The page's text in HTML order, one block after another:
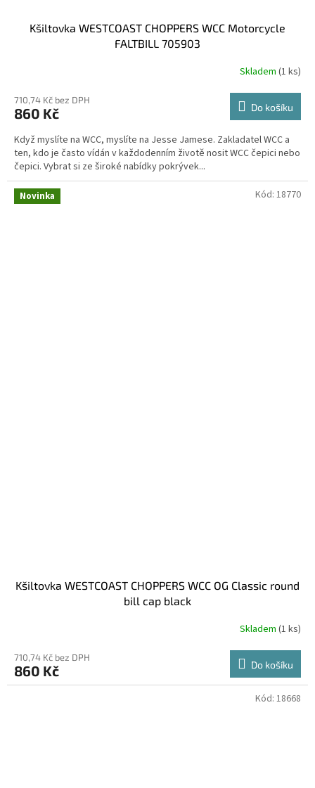
Kšiltovka WESTCOAST CHOPPERS WCC Motorcycle
FALTBILL 705903
Skladem (1 ks)
710,74 Kč bez DPH
860 Kč Do košíku
Když myslíte na WCC, myslíte na Jesse Jamese. Zakladatel WCC a
ten, kdo je často vídán v každodenním životě nosit WCC čepici nebo
čepici. Vybrat si ze široké nabídky pokrývek...
Novinka
Kšiltovka WESTCOAST CHOPPERS WCC OG Classic round
bill cap black
Skladem (1 ks)
710,74 Kč bez DPH
860 Kč Do košíku
Kód: 18770
Kód: 18668